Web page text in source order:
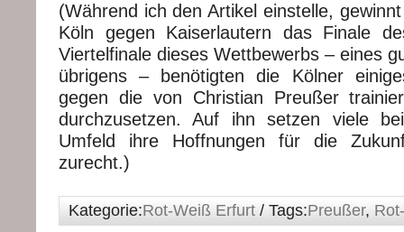
(Während ich den Artikel einstelle,
Köln gegen Kaiserlautern das Finale
Viertelfinale dieses Wettbewerbs – eines
übrigens – benötigten die Kölner
gegen die von Christian Preußer
durchzusetzen. Auf ihn setzen viele
Umfeld ihre Hoffnungen für die
zurecht.)
Kategorie:Rot-Weiß Erfurt / Tags:Preußer,